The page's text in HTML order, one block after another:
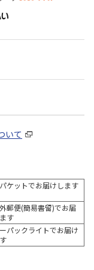
いて
ケットでお届けします
郵便(簡易書留)でお届
す
パックライトでお届け